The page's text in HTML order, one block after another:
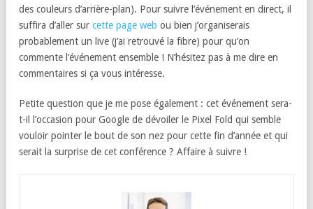
des couleurs d’arrière-plan). Pour suivre l’événement en direct, il
suffira d’aller sur cette page web ou bien j’organiserais
probablement un live (j’ai retrouvé la fibre) pour qu’on
commente l’événement ensemble ! N’hésitez pas à me dire en
commentaires si ça vous intéresse.
Petite question que je me pose également : cet événement sera-
t-il l’occasion pour Google de dévoiler le Pixel Fold qui semble
vouloir pointer le bout de son nez pour cette fin d’année et qui
serait la surprise de cet conférence ? Affaire à suivre !